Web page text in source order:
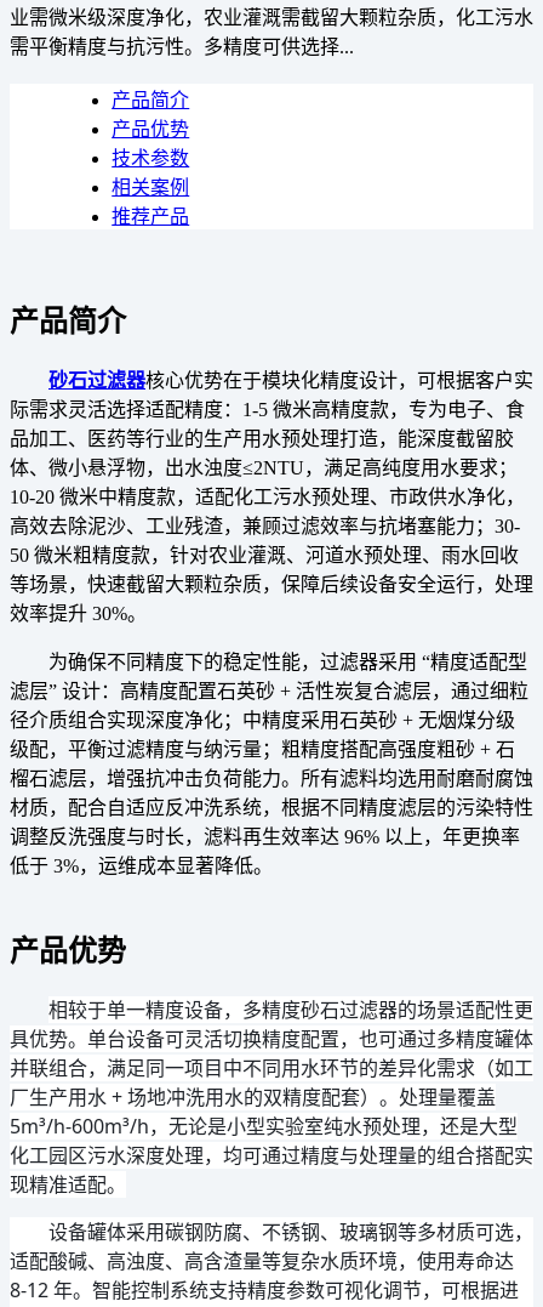
业需微米级深度净化，农业灌溉需截留大颗粒杂质，化工污水
需平衡精度与抗污性。多精度可供选择...
产品简介
产品优势
技术参数
相关案例
推荐产品
产品简介
砂石过滤器核心优势在于模块化精度设计，可根据客户实
际需求灵活选择适配精度：1-5 微米高精度款，专为电子、食
品加工、医药等行业的生产用水预处理打造，能深度截留胶
体、微小悬浮物，出水浊度≤2NTU，满足高纯度用水要求；
10-20 微米中精度款，适配化工污水预处理、市政供水净化，
高效去除泥沙、工业残渣，兼顾过滤效率与抗堵塞能力；30-
50 微米粗精度款，针对农业灌溉、河道水预处理、雨水回收
等场景，快速截留大颗粒杂质，保障后续设备安全运行，处理
效率提升 30%。
为确保不同精度下的稳定性能，过滤器采用 “精度适配型
滤层” 设计：高精度配置石英砂 + 活性炭复合滤层，通过细粒
径介质组合实现深度净化；中精度采用石英砂 + 无烟煤分级
级配，平衡过滤精度与纳污量；粗精度搭配高强度粗砂 + 石
榴石滤层，增强抗冲击负荷能力。所有滤料均选用耐磨耐腐蚀
材质，配合自适应反冲洗系统，根据不同精度滤层的污染特性
调整反洗强度与时长，滤料再生效率达 96% 以上，年更换率
低于 3%，运维成本显著降低。
产品优势
相较于单一精度设备，多精度砂石过滤器的场景适配性更
具优势。单台设备可灵活切换精度配置，也可通过多精度罐体
并联组合，满足同一项目中不同用水环节的差异化需求（如工
厂生产用水 + 场地冲洗用水的双精度配套）。处理量覆盖
5m³/h-600m³/h，无论是小型实验室纯水预处理，还是大型
化工园区污水深度处理，均可通过精度与处理量的组合搭配实
现精准适配。
设备罐体采用碳钢防腐、不锈钢、玻璃钢等多材质可选，
适配酸碱、高浊度、高含渣量等复杂水质环境，使用寿命达
8-12 年。智能控制系统支持精度参数可视化调节，可根据进